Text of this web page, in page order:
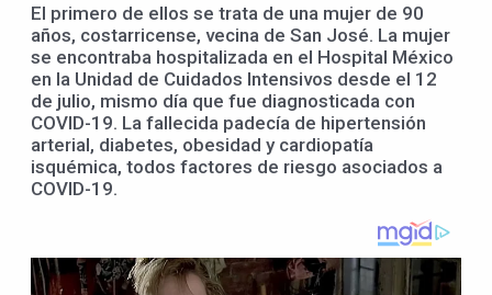
El primero de ellos se trata de una mujer de 90
años, costarricense, vecina de San José. La mujer
se encontraba hospitalizada en el Hospital México
en la Unidad de Cuidados Intensivos desde el 12
de julio, mismo día que fue diagnosticada con
COVID-19. La fallecida padecía de hipertensión
arterial, diabetes, obesidad y cardiopatía
isquémica, todos factores de riesgo asociados a
COVID-19.